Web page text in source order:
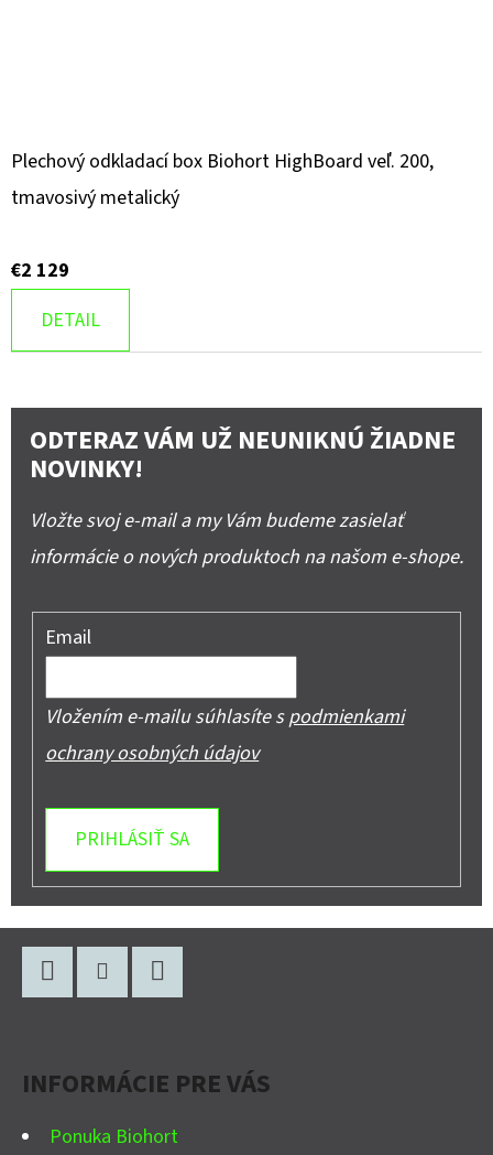
Plechový odkladací box Biohort HighBoard veľ. 200,
tmavosivý metalický
€2 129
DETAIL
ODTERAZ VÁM UŽ NEUNIKNÚ ŽIADNE
NOVINKY!
Vložte svoj e-mail a my Vám budeme zasielať
informácie o nových produktoch na našom e-shope.
Email
Vložením e-mailu súhlasíte spodmienkami
ochrany osobných údajov
PRIHLÁSIŤ SA
INFORMÁCIE PRE VÁS
Ponuka Biohort